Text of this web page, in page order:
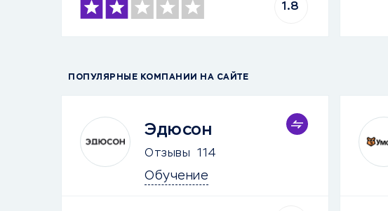
1.8
ПОПУЛЯРНЫЕ КОМПАНИИ НА САЙТЕ
Эдюсон
Отзывы 114
Обучение